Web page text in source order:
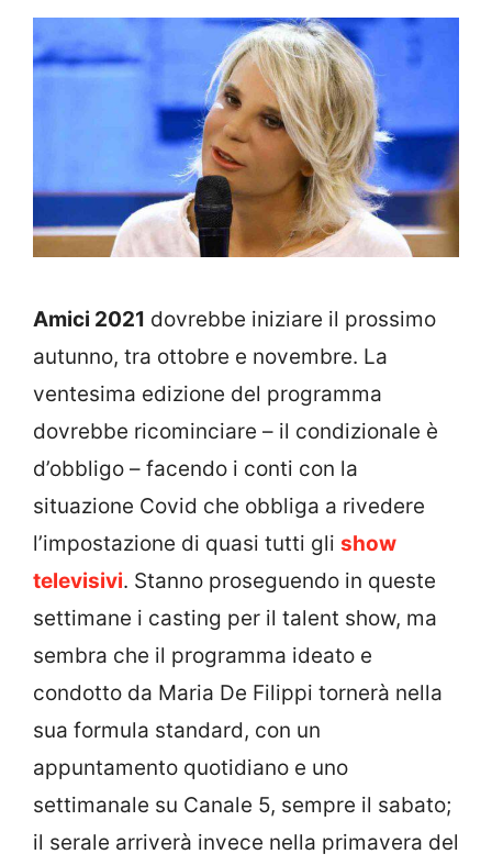
Amici 2021 dovrebbe iniziare il prossimo
autunno, tra ottobre e novembre. La
ventesima edizione del programma
dovrebbe ricominciare – il condizionale è
d’obbligo – facendo i conti con la
situazione Covid che obbliga a rivedere
l’impostazione di quasi tutti gli show
televisivi. Stanno proseguendo in queste
settimane i casting per il talent show, ma
sembra che il programma ideato e
condotto da Maria De Filippi tornerà nella
sua formula standard, con un
appuntamento quotidiano e uno
settimanale su Canale 5, sempre il sabato;
il serale arriverà invece nella primavera del